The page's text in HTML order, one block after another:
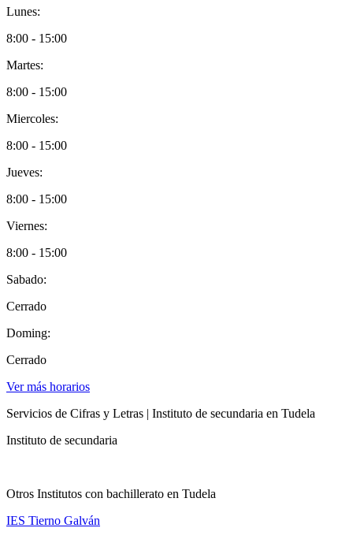
Lunes:
8:00 - 15:00
Martes:
8:00 - 15:00
Miercoles:
8:00 - 15:00
Jueves:
8:00 - 15:00
Viernes:
8:00 - 15:00
Sabado:
Cerrado
Doming:
Cerrado
Ver más horarios
Servicios de Cifras y Letras | Instituto de secundaria en Tudela
Instituto de secundaria
Otros Institutos con bachillerato en Tudela
IES Tierno Galván